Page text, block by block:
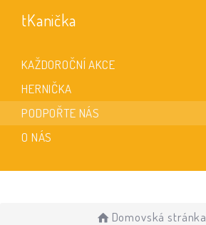
tKanička
KAŽDOROČNÍ AKCE
HERNIČKA
PODPOŘTE NÁS
O NÁS
Domovská stránka